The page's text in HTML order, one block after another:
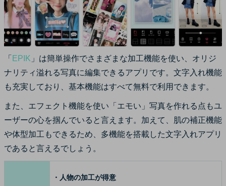
「 EPIK 」は簡単操作でさまざまな加工機能を使い、オリジ
ナリティ溢れる写真に編集できるアプリです。文字入れ機能
も充実しており、基本機能はすべて無料で利用できます。
また、エフェクト機能を使い「エモい」写真を作れる点もユ
ーザーの心を掴んでいると言えます。加えて、肌の補正機能
や体型加工もできるため、多機能を搭載した文字入れアプリ
であると言えるでしょう。
・人物の加工が得意